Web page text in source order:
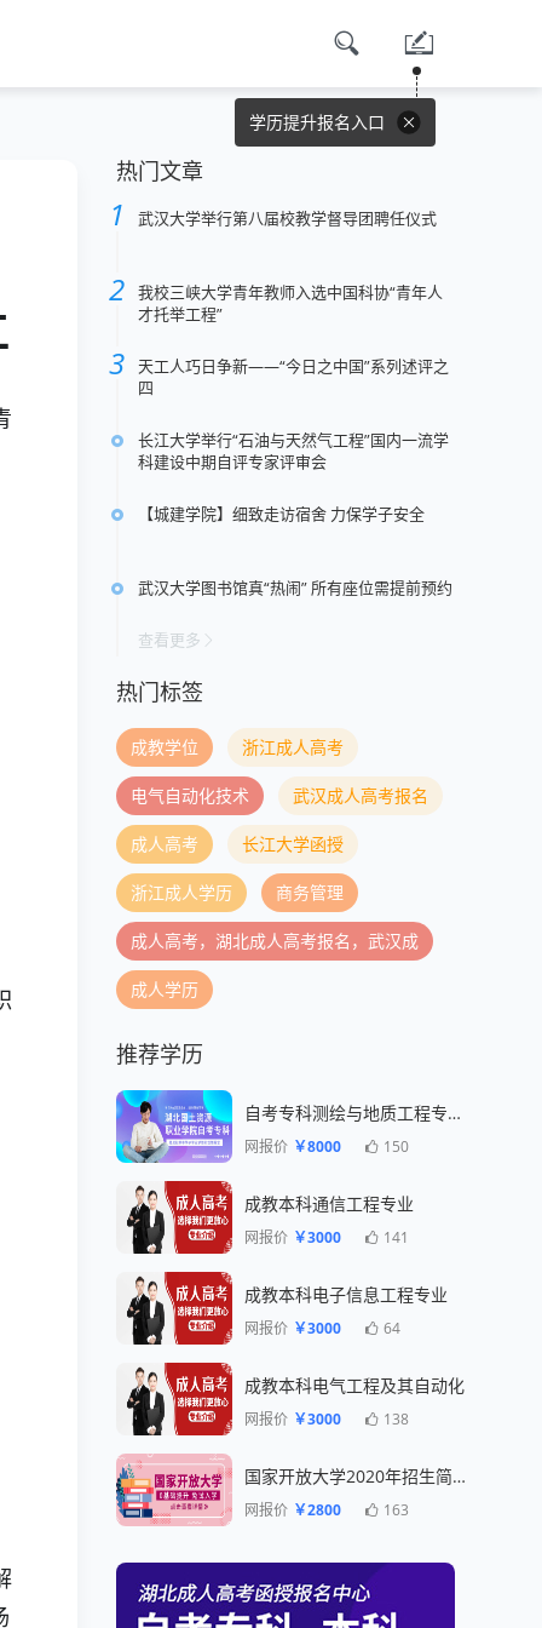
学历提升报名入口
热门文章
武汉大学举行第八届校教学督导团聘任仪式
我校三峡大学青年教师入选中国科协“青年人
才托举工程”
天工人巧日争新——“今日之中国”系列述评之
四
长江大学举行“石油与天然气工程”国内一流学
科建设中期自评专家评审会
【城建学院】细致走访宿舍 力保学子安全
武汉大学图书馆真“热闹” 所有座位需提前预约
查看更多
热门标签
成教学位 浙江成人高考
电气自动化技术 武汉成人高考报名
成人高考 长江大学函授
浙江成人学历 商务管理
成人高考，湖北成人高考报名，武汉成
成人学历
推荐学历
自考专科测绘与地质工程专业一年毕业
网报价 ￥8000 150
成教本科通信工程专业
网报价 ￥3000 141
成教本科电子信息工程专业
网报价 ￥3000 64
成教本科电气工程及其自动化
网报价 ￥3000 138
国家开放大学2020年招生简章
网报价 ￥2800 163